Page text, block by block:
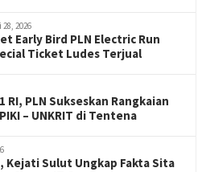
2026
Early Bird PLN Electric Run
Ticket Ludes Terjual
RI, PLN Sukseskan Rangkaian
– UNKRIT di Tentena
Kejati Sulut Ungkap Fakta Sita